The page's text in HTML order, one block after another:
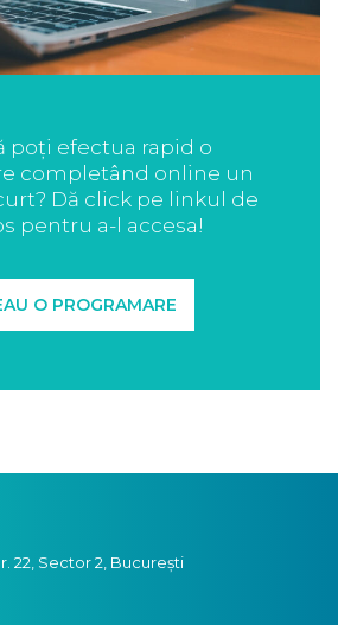
poți efectua rapid o
completând online un
Dă click pe linkul de
pentru a-l accesa!
O PROGRAMARE
22, Sector 2, București